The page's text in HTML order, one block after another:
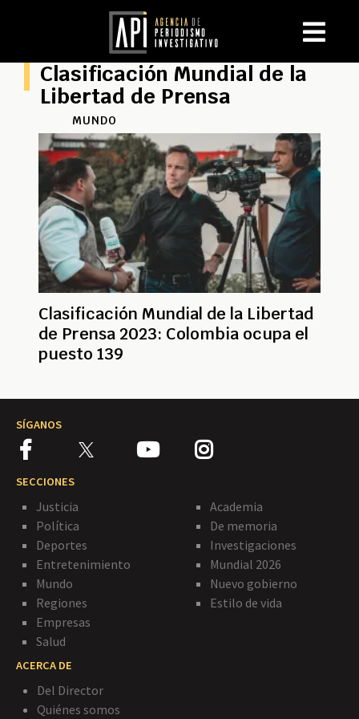
Clasificación Mundial de la
Libertad de Prensa
MUNDO
Clasificación Mundial de la Libertad
de Prensa 2023: Colombia ocupa el
puesto 139
SÍGANOS
SECCIONES
Justicia
Política
Deportes
Entretenimiento
Mundo
Regiones
Empresas
Salud
Academia
De memoria
Investigaciones
Mundial 2026
Nuevo gobierno
Estilo de vida
ACERCA DE
Del Director
Quiénes somos